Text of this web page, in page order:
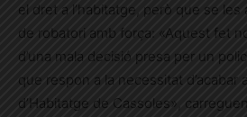
el dret a l’habitatge, però que se
de robatori amb força: «Aquest fet
d’una mala decisió presa per un
que respon a la necessitat d’acabar
d’Habitatge de Cassoles»,